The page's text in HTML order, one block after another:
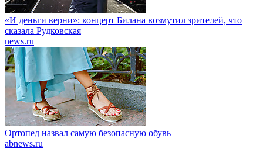
«И деньги верни»: концерт Билана возмутил зрителей, что
сказала Рудковская
news.ru
Ортопед назвал самую безопасную обувь
abnews.ru